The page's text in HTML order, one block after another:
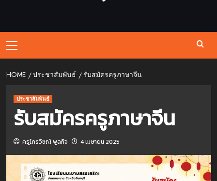
Menu
HOME ประชาสัมพันธ์ รับสมัครครูภาษาจีน
ประชาสัมพันธ์
รับสมัครครูภาษาจีน
ครูไกรวิชญ์ พูลกิจ 4 เมษายน 2025